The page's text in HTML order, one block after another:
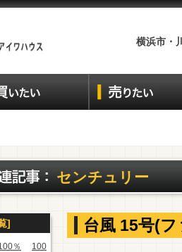
横浜市・
センチュリー
]
％
100
台風 15号(